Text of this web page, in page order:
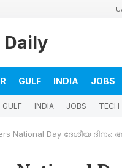
Daily
GULF INDIA JOBS
GULF INDIA JOBS TECH
National Day ദേശീയ ദിനം: